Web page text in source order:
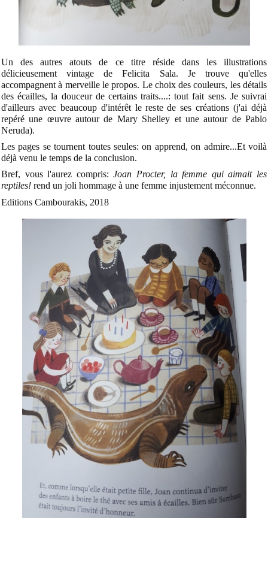
Un des autres atouts de ce titre réside dans les illustrations
délicieusement vintage de Felicita Sala. Je trouve qu'elles
accompagnent à merveille le propos. Le choix des couleurs, les détails
des écailles, la douceur de certains traits....: tout fait sens. Je suivrai
d'ailleurs avec beaucoup d'intérêt le reste de ses créations (j'ai déjà
repéré une œuvre autour de Mary Shelley et une autour de Pablo
Neruda).
Les pages se tournent toutes seules: on apprend, on admire...Et voilà
déjà venu le temps de la conclusion.
Bref, vous l'aurez compris:Joan Procter, la femme qui aimait les
reptiles! rend un joli hommage à une femme injustement méconnue.
Editions Cambourakis, 2018